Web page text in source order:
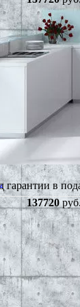
гарантии в
137720 руб.